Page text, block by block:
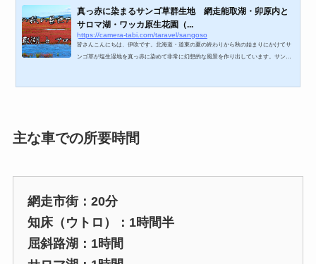
います。 知床自然センターHPより知床自然セ...
真っ赤に染まるサンゴ草群生地 網走能取湖・卯原内と
サロマ湖・ワッカ原生花園（...
https://camera-tabi.com/taravel/sangoso
皆さんこんにちは、伊吹です。北海道・道東の夏の終わりから秋の始まりにかけてサ
ンゴ草が塩生湿地を真っ赤に染めて非常に幻想的な風景を作り出しています。サンゴ
主な車での所要時間
網走市街：20分
知床（ウトロ）：1時間半
屈斜路湖：1時間